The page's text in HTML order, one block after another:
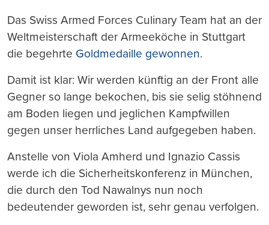
Das Swiss Armed Forces Culinary Team hat an der
Weltmeisterschaft der Armeeköche in Stuttgart
die begehrte Goldmedaille gewonnen.
Damit ist klar: Wir werden künftig an der Front alle
Gegner so lange bekochen, bis sie selig stöhnend
am Boden liegen und jeglichen Kampfwillen
gegen unser herrliches Land aufgegeben haben.
Anstelle von Viola Amherd und Ignazio Cassis
werde ich die Sicherheitskonferenz in München,
die durch den Tod Nawalnys nun noch
bedeutender geworden ist, sehr genau verfolgen.